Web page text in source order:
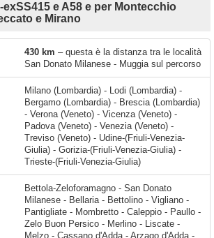
exSS415 e A58 e per Montecchio
e Mirano
430 km – questa è la distanza tra le località
San Donato Milanese - Muggia sul percorso
Milano (Lombardia) - Lodi (Lombardia) -
Bergamo (Lombardia) - Brescia (Lombardia)
- Verona (Veneto) - Vicenza (Veneto) -
Padova (Veneto) - Venezia (Veneto) -
Treviso (Veneto) - Udine-(Friuli-Venezia-
Giulia) - Gorizia-(Friuli-Venezia-Giulia) -
Trieste-(Friuli-Venezia-Giulia)
Bettola-Zeloforamagno - San Donato Milanese - Bellaria - Bettolino - Vigliano - Pantigliate - Mombretto - Caleppio - Paullo - Zelo Buon Persico - Merlino - Liscate - Melzo - Cassano d'Adda - Arzago d'Adda - Casirate D'adda - Treviglio - Calvenzano - Caravaggio - Pagazzano - Fornovo San Giovanni - Mozzanica - Bariano - Morengo - Romano di Lombardia - Covo - Calcio - Pumenengo - Rudiano - Urago D'oglio - Chiari - Castelcovati - Castrezzato - Rovato - Duomo - Berlingo - Segabiello - Travagliato